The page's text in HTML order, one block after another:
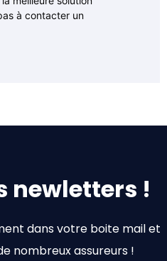
à contacter un
newletters !
dans votre boite mail et
nombreux assureurs !